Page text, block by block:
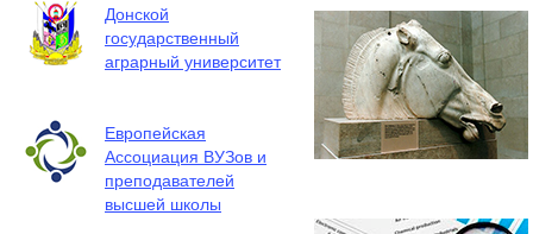
Донской
государственный
аграрный университет
Европейская
Ассоциация ВУЗов и
преподавателей
высшей школы